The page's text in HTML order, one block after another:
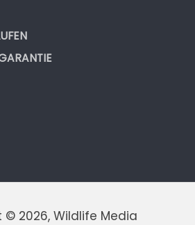
© 2026, Wildlife Media